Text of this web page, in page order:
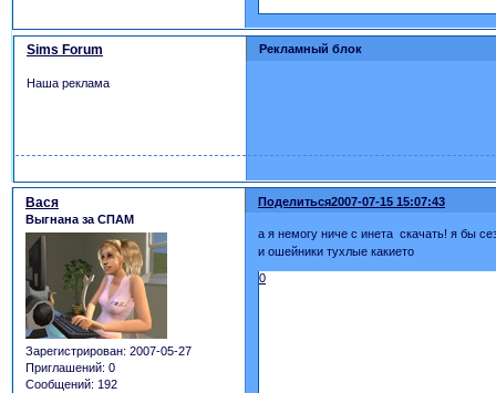
Рекламный блок
Sims Forum
Наша реклама
Поделиться2007-07-15 15:07:43
Вася
Выгнана за СПАМ
Зарегистрирован: 2007-05-27
Приглашений: 0
Сообщений: 192
а я немогу ниче с инета скачать! я бы
и ошейники тухлые какието
0